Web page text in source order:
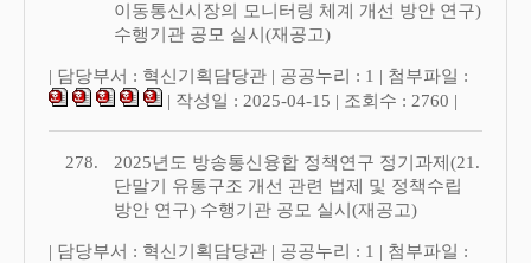
이동통신시장의 모니터링 체계 개선 방안 연구)
수행기관 공모 실시(재공고)
| 담당부서 : 혁신기획담당관 | 공공누리 : 1 | 첨부파일 :
| 작성일 : 2025-04-15 | 조회수 : 2760 |
278.
2025년도 방송통신융합 정책연구 정기과제(21.
단말기 유통구조 개선 관련 법제 및 정책수립
방안 연구) 수행기관 공모 실시(재공고)
| 담당부서 : 혁신기획담당관 | 공공누리 : 1 | 첨부파일 :